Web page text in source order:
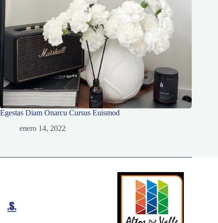
Egestas Diam Onarcu Cursus Euismod
enero 14, 2022